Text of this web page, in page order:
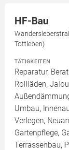
HF-Bau
Tottleben)
TÄTIGKEITEN
Reparatur,
Rollläden,
Umbau,
Verlegen,
Gartenpflege,
Terrassenbau,